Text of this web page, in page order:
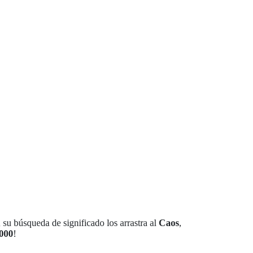
búsqueda de significado los arrastra al Caos,
!